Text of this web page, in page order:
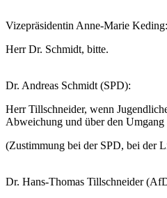
Vizepräsidentin Anne-Marie Keding:
Herr Dr. Schmidt, bitte.
Dr. Andreas Schmidt (SPD):
Herr Tillschneider, wenn
Abweichung und über den
(Zustimmung bei der SPD, bei der
Dr. Hans-Thomas Tillschneider